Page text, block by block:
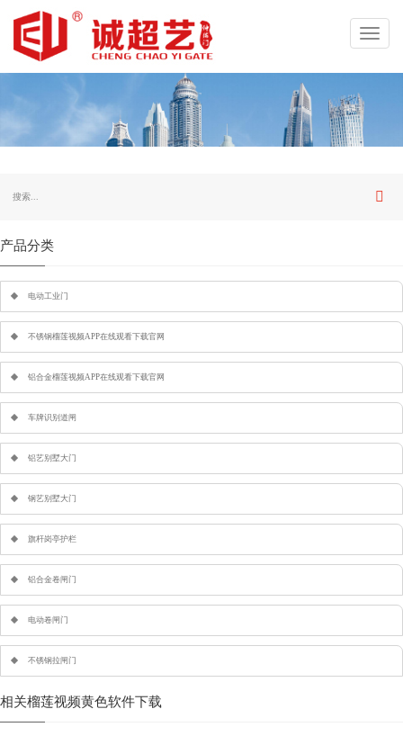
产品分类
电动工业门
不锈钢榴莲视频APP在线观看下载官网
铝合金榴莲视频APP在线观看下载官网
车牌识别道闸
铝艺别墅大门
钢艺别墅大门
旗杆岗亭护栏
铝合金卷闸门
电动卷闸门
不锈钢拉闸门
相关榴莲视频黄色软件下载